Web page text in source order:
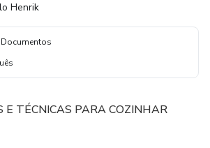
Henrik
E TÉCNICAS PARA COZINHAR